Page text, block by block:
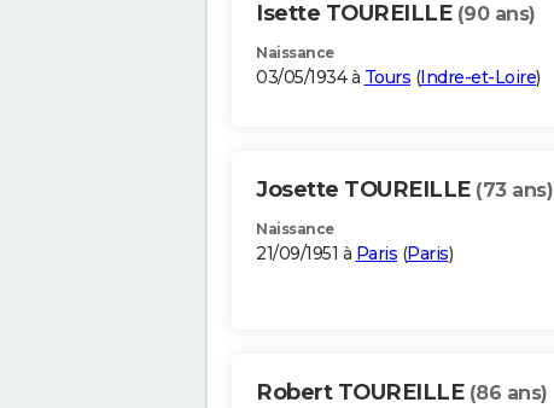
Isette TOUREILLE (90 ans)
Naissance
03/05/1934 à Tours (Indre-et-Loire)
Josette TOUREILLE (73 ans)
Naissance
21/09/1951 à Paris (Paris)
Robert TOUREILLE (86 ans)